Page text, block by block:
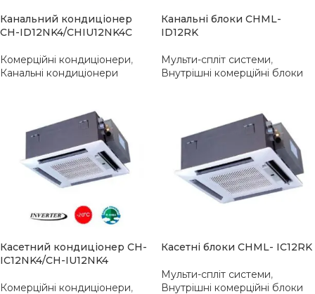
Канальний кондиціонер
CH-ID12NK4/CHIU12NK4С
Комерційні кондиціонери,
Канальні кондиціонери
Канальні блоки CHML-
ID12RK
Мульти-спліт системи,
Внутрішні комерційні блоки
Касетний кондиціонер CH-
IC12NK4/CH-IU12NK4
Комерційні кондиціонери,
Касетні блоки CHML- IC12RK
Мульти-спліт системи,
Внутрішні комерційні блоки